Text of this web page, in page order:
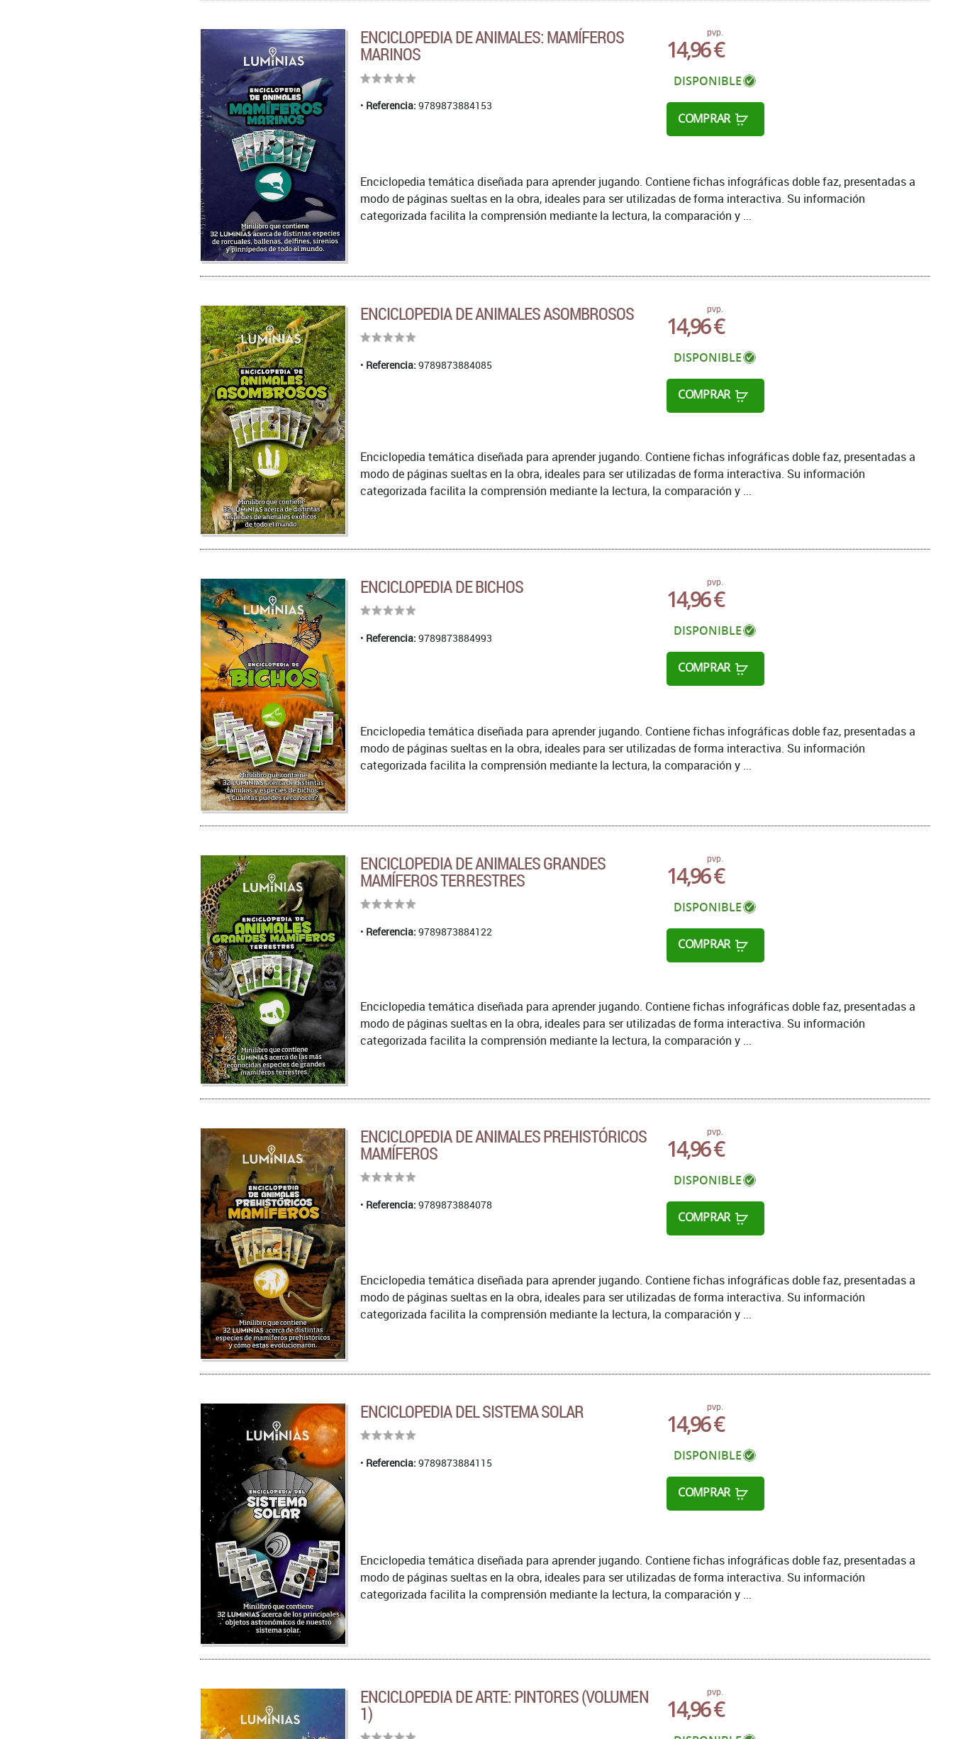
ENCICLOPEDIA DE ANIMALES: MAMÍFEROS
MARINOS
Referencia: 9789873884153
pvp.
14,96 €
DISPONIBLE
COMPRAR
Enciclopedia temática diseñada para aprender jugando. Contiene fichas infográficas doble faz, presentadas a
modo de páginas sueltas en la obra, ideales para ser utilizadas de forma interactiva. Su información
categorizada facilita la comprensión mediante la lectura, la comparación y ...
ENCICLOPEDIA DE ANIMALES ASOMBROSOS
Referencia: 9789873884085
pvp.
14,96 €
DISPONIBLE
COMPRAR
Enciclopedia temática diseñada para aprender jugando. Contiene fichas infográficas doble faz, presentadas a
modo de páginas sueltas en la obra, ideales para ser utilizadas de forma interactiva. Su información
categorizada facilita la comprensión mediante la lectura, la comparación y ...
ENCICLOPEDIA DE BICHOS
Referencia: 9789873884993
pvp.
14,96 €
DISPONIBLE
COMPRAR
Enciclopedia temática diseñada para aprender jugando. Contiene fichas infográficas doble faz, presentadas a
modo de páginas sueltas en la obra, ideales para ser utilizadas de forma interactiva. Su información
categorizada facilita la comprensión mediante la lectura, la comparación y ...
ENCICLOPEDIA DE ANIMALES GRANDES
MAMÍFEROS TERRESTRES
Referencia: 9789873884122
pvp.
14,96 €
DISPONIBLE
COMPRAR
Enciclopedia temática diseñada para aprender jugando. Contiene fichas infográficas doble faz, presentadas a
modo de páginas sueltas en la obra, ideales para ser utilizadas de forma interactiva. Su información
categorizada facilita la comprensión mediante la lectura, la comparación y ...
ENCICLOPEDIA DE ANIMALES PREHISTÓRICOS
MAMÍFEROS
Referencia: 9789873884078
pvp.
14,96 €
DISPONIBLE
COMPRAR
Enciclopedia temática diseñada para aprender jugando. Contiene fichas infográficas doble faz, presentadas a
modo de páginas sueltas en la obra, ideales para ser utilizadas de forma interactiva. Su información
categorizada facilita la comprensión mediante la lectura, la comparación y ...
ENCICLOPEDIA DEL SISTEMA SOLAR
Referencia: 9789873884115
pvp.
14,96 €
DISPONIBLE
COMPRAR
Enciclopedia temática diseñada para aprender jugando. Contiene fichas infográficas doble faz, presentadas a
modo de páginas sueltas en la obra, ideales para ser utilizadas de forma interactiva. Su información
categorizada facilita la comprensión mediante la lectura, la comparación y ...
ENCICLOPEDIA DE ARTE: PINTORES (VOLUMEN
1)
pvp.
14,96 €